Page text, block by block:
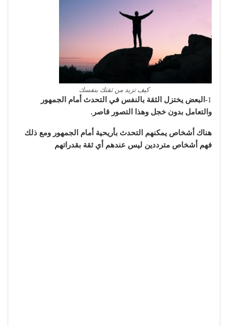
كيف تزيد من ثقتك بنفسك
1-البعض يختزل الثقة بالنفس في التحدث أمام الجمهور
والتعامل بدون خجل وهذا التصور قاصر.
هناك أشخاص يمكنهم التحدث بأريحية أمام الجمهور ومع ذلك
فهم أشخاص مترددين ليس عندهم أي ثقة بقدراتهم